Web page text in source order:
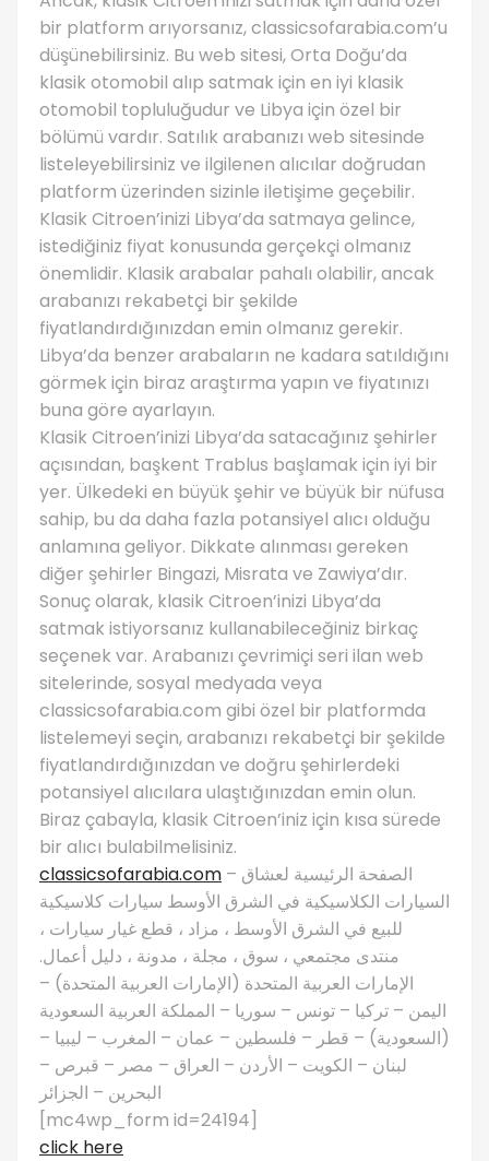
bir platform arıyorsanız, classicsofarabia.com’u
düşünebilirsiniz. Bu web sitesi, Orta Doğu’da
klasik otomobil alıp satmak için en iyi klasik
otomobil topluluğudur ve Libya için özel bir
bölümü vardır. Satılık arabanızı web sitesinde
listeleyebilirsiniz ve ilgilenen alıcılar doğrudan
platform üzerinden sizinle iletişime geçebilir.
Klasik Citroen’inizi Libya’da satmaya gelince,
istediğiniz fiyat konusunda gerçekçi olmanız
önemlidir. Klasik arabalar pahalı olabilir, ancak
arabanızı rekabetçi bir şekilde
fiyatlandırdığınızdan emin olmanız gerekir.
Libya’da benzer arabaların ne kadara satıldığını
görmek için biraz araştırma yapın ve fiyatınızı
buna göre ayarlayın.
Klasik Citroen’inizi Libya’da satacağınız şehirler
açısından, başkent Trablus başlamak için iyi bir
yer. Ülkedeki en büyük şehir ve büyük bir nüfusa
sahip, bu da daha fazla potansiyel alıcı olduğu
anlamına geliyor. Dikkate alınması gereken
diğer şehirler Bingazi, Misrata ve Zawiya’dır.
Sonuç olarak, klasik Citroen’inizi Libya’da
satmak istiyorsanız kullanabileceğiniz birkaç
seçenek var. Arabanızı çevrimiçi seri ilan web
sitelerinde, sosyal medyada veya
classicsofarabia.com gibi özel bir platformda
listelemeyi seçin, arabanızı rekabetçi bir şekilde
fiyatlandırdığınızdan ve doğru şehirlerdeki
potansiyel alıcılara ulaştığınızdan emin olun.
Biraz çabayla, klasik Citroen’iniz için kısa sürede
bir alıcı bulabilmelisiniz.
classicsofarabia.com – الصفحة الرئيسية لعشاق
السيارات الكلاسيكية في الشرق الأوسط سيارات كلاسيكية
للبيع في الشرق الأوسط ، مزاد ، قطع غيار سيارات ،
منتدى مجتمعي ، سوق ، مجلة ، مدونة ، دليل أعمال.
الإمارات العربية المتحدة (الإمارات العربية المتحدة) –
اليمن – تركيا – تونس – سوريا – المملكة العربية السعودية
(السعودية) – قطر – فلسطين – عمان – المغرب – ليبيا –
لبنان – الكويت – الأردن – العراق – مصر – قبرص –
البحرين – الجزائر
[mc4wp_form id=24194]
click here